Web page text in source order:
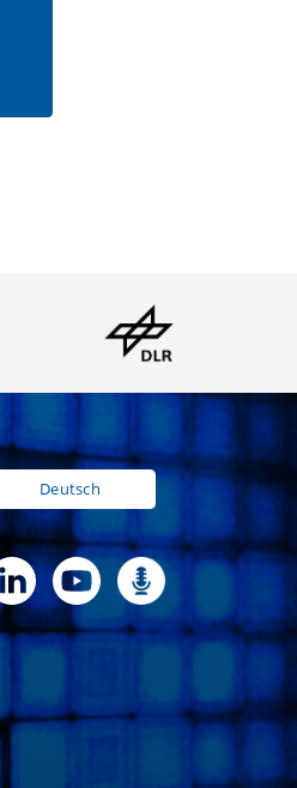
Deutsch